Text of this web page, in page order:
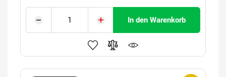
In den Warenkorb